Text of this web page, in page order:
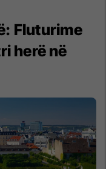
Fluturime
herë në